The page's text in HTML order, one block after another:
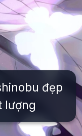
đẹp
lượng